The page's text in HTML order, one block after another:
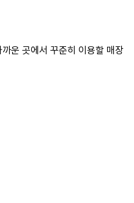
운 곳에서 꾸준히 이용할 매장